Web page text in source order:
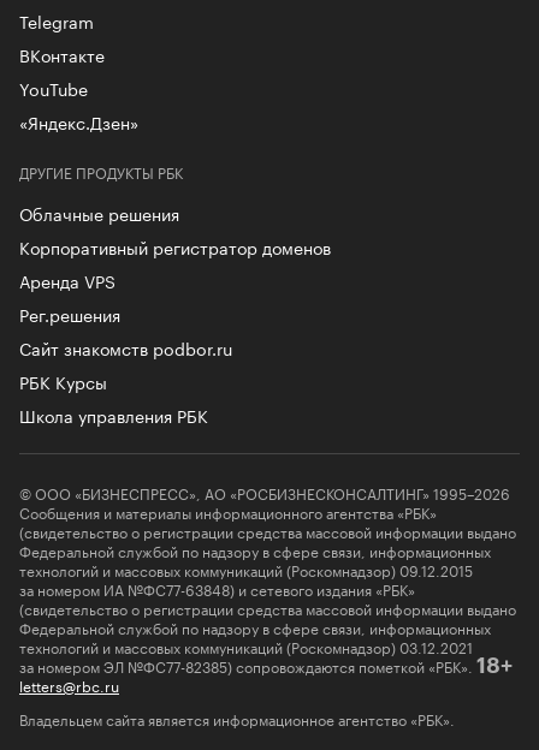
ДРУГИЕ ПРОДУКТЫ РБК
Облачные решения
Корпоративный регистратор доменов
Аренда VPS
Рег.решения
Сайт знакомств podbor.ru
РБК Курсы
Школа управления РБК
Telegram
ВКонтакте
YouTube
«Яндекс.Дзен»
© ООО «БИЗНЕСПРЕСС», АО «РОСБИЗНЕСКОНСАЛТИНГ» 1995–2026
Сообщения и материалы информационного агентства «РБК»
(свидетельство о регистрации средства массовой информации выдано
Федеральной службой по надзору в сфере связи, информационных
технологий и массовых коммуникаций (Роскомнадзор) 09.12.2015
за номером ИА №ФС77-63848) и сетевого издания «РБК»
(свидетельство о регистрации средства массовой информации выдано
Федеральной службой по надзору в сфере связи, информационных
технологий и массовых коммуникаций (Роскомнадзор) 03.12.2021
за номером ЭЛ №ФС77-82385) сопровождаются пометкой «РБК». 18+
letters@rbc.ru
Владельцем сайта является информационное агентство «РБК».